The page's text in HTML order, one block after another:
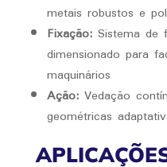
metais robustos e
Fixação:Sistema de
dimensionado para
maquinários
Ação:Vedação
geométricas